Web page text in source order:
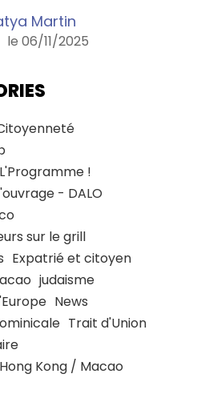
Martin
le 06/11/2025
!
- DALO
sur le grill
Expatrié et citoyen
judaisme
News
Trait d'Union
Kong / Macao